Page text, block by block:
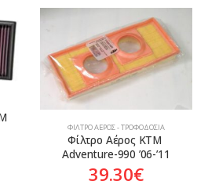
ΦΊΛΤΡΟ ΑΈΡΟΣ - ΤΡΟΦΟΔΟΣΊΑ
Φίλτρο Αέρος KTM
Adventure-990 ’06-’11
39.30€